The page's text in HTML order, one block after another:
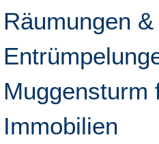
Räumungen &
Muggensturm
Immobilien